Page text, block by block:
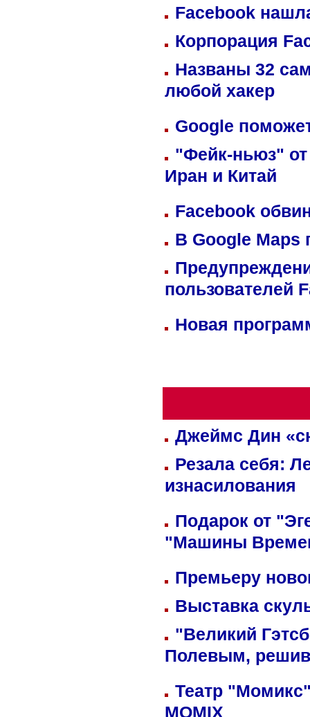
Facebook
Корпорация
Названы 32
любой хакер
Google
"Фейк-ньюз" от
Иран и Китай
Facebook
В Google Maps
пользователей
Новая
Джеймс Дин
Резала себя:
изнасилования
Подарок от
"Машины
Премьеру
Выставка
"Великий
Полевым,
Театр